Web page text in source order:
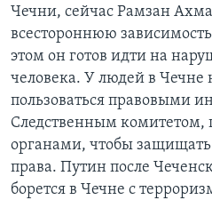
Чечни, сейчас Рамзан
всестороннюю
этом он готов идти на
человека. У людей в Чечне
пользоваться правовыми
Следственным комитетом,
органами, чтобы защищать
права. Путин после
борется в Чечне с